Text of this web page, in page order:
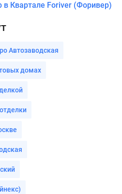
в Квартале Foriver (Форивер)
Автозаводская
домах